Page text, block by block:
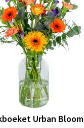
Urban Bloom